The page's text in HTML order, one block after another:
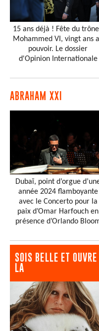
15 ans déjà ! Fête du
Mohammed VI, vingt ans
pouvoir. Le dossier
d'Opinion Internationale
ABRAHAM XXI
Dubaï, point d’orgue
année 2024 flamboyante
avec le Concerto pour la
paix d’Omar Harfouch en
présence d’Orlando
SOIS BELLE ET OUVRE
LA